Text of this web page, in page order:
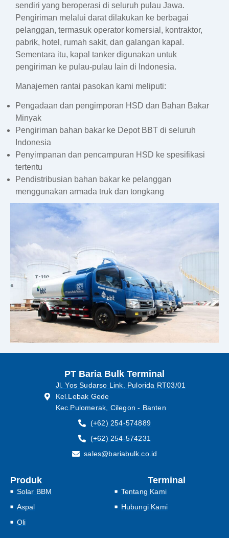
sendiri yang beroperasi di seluruh pulau Jawa.
Pengiriman melalui darat dilakukan ke berbagai
pelanggan, termasuk operator komersial, kontraktor,
pabrik, hotel, rumah sakit, dan galangan kapal.
Sementara itu, kapal tanker digunakan untuk
pengiriman ke pulau-pulau lain di Indonesia.
Manajemen rantai pasokan kami meliputi:
Pengadaan dan pengimporan HSD dan Bahan Bakar
Minyak
Pengiriman bahan bakar ke Depot BBT di seluruh
Indonesia
Penyimpanan dan pencampuran HSD ke spesifikasi
tertentu
Pendistribusian bahan bakar ke pelanggan
menggunakan armada truk dan tongkang
PT Baria Bulk Terminal
Jl. Yos Sudarso Link. Pulorida RT03/01
Kel.Lebak Gede
Kec.Pulomerak, Cilegon - Banten
(+62) 254-574889
(+62) 254-574231
sales@bariabulk.co.id
Produk
Solar BBM
Aspal
Oli
Terminal
Tentang Kami
Hubungi Kami